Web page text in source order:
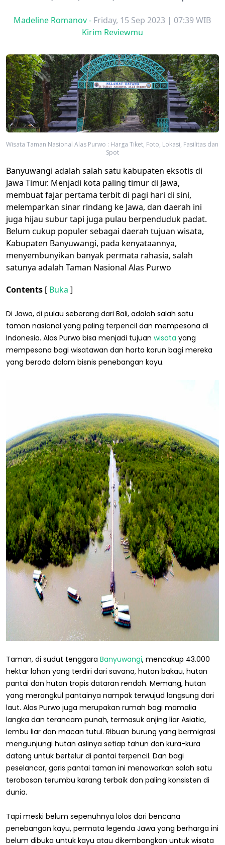
Madeline Romanov- Friday, 15 Sep 2023 | 07:39 WIB
Kirim Reviewmu
Wisata Taman Nasional Alas Purwo : Harga Tiket, Foto, Lokasi, Fasilitas dan
Spot
Banyuwangi adalah salah satu kabupaten eksotis di
Jawa Timur. Menjadi kota paling timur di Jawa,
membuat fajar pertama terbit di pagi hari di sini,
melemparkan sinar rindang ke Jawa, dan daerah ini
juga hijau subur tapi juga pulau berpenduduk padat.
Belum cukup populer sebagai daerah tujuan wisata,
Kabupaten Banyuwangi, pada kenyataannya,
menyembunyikan banyak permata rahasia, salah
satunya adalah Taman Nasional Alas Purwo
Contents [ Buka ]
Di Jawa, di pulau seberang dari Bali, adalah salah satu
taman nasional yang paling terpencil dan mempesona di
Indonesia. Alas Purwo bisa menjadi tujuan wisata yang
mempesona bagi wisatawan dan harta karun bagi mereka
yang berada dalam bisnis penebangan kayu.
Taman, di sudut tenggara Banyuwangi, mencakup 43.000
hektar lahan yang terdiri dari savana, hutan bakau, hutan
pantai dan hutan tropis dataran rendah. Memang, hutan
yang merangkul pantainya nampak terwujud langsung dari
laut. Alas Purwo juga merupakan rumah bagi mamalia
langka dan terancam punah, termasuk anjing liar Asiatic,
lembu liar dan macan tutul. Ribuan burung yang bermigrasi
mengunjungi hutan aslinya setiap tahun dan kura-kura
datang untuk bertelur di pantai terpencil. Dan bagi
peselancar, garis pantai taman ini menawarkan salah satu
terobosan terumbu karang terbaik dan paling konsisten di
dunia.
Tapi meski belum sepenuhnya lolos dari bencana
penebangan kayu, permata legenda Jawa yang berharga ini
belum dibuka untuk kayu atau dikembangkan untuk wisata